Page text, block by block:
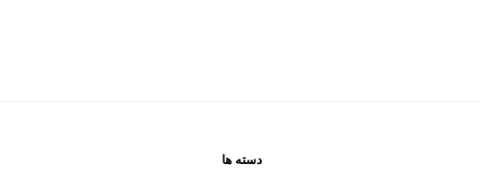
دسته ها